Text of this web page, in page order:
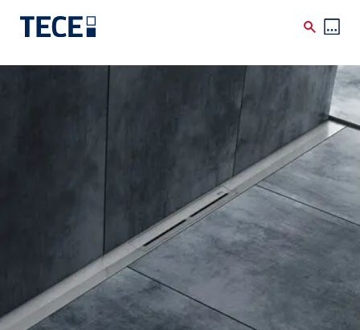
Skip to main content